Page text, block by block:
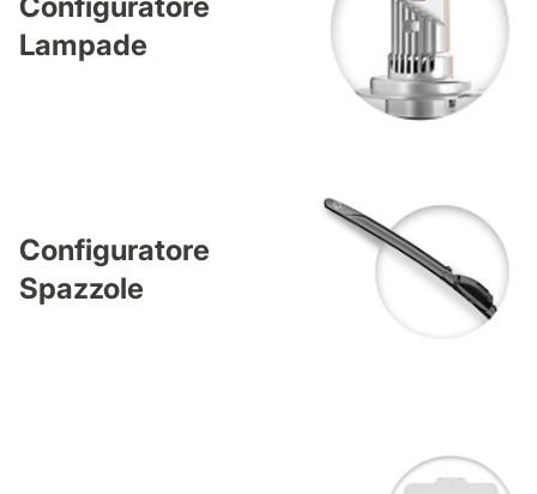
Configuratore
Lampade
Configuratore
Spazzole